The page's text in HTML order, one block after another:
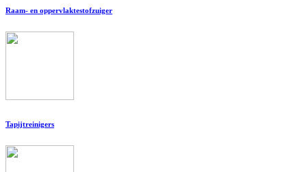
Raam- en oppervlaktestofzuiger
Tapijtreinigers